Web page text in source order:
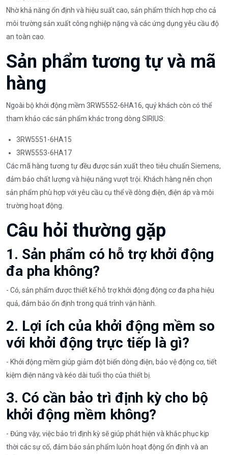
Nhờ khả năng ổn định và hiệu suất cao, sản phẩm thích hợp cho cả
môi trường sản xuất công nghiệp nặng và các ứng dụng yêu cầu độ
an toàn cao.
Sản phẩm tương tự và mã
hàng
Ngoài bộ khởi động mềm 3RW5552-6HA16, quý khách còn có thể
tham khảo các sản phẩm khác trong dòng SIRIUS:
3RW5551-6HA15
3RW5553-6HA17
Các mã hàng tương tự đều được sản xuất theo tiêu chuẩn Siemens,
đảm bảo chất lượng và hiệu năng vượt trội. Khách hàng nên chọn
sản phẩm phù hợp với yêu cầu cụ thể về dòng điện, điện áp và môi
trường hoạt động.
Câu hỏi thường gặp
1. Sản phẩm có hỗ trợ khởi động
đa pha không?
- Có, sản phẩm được thiết kế hỗ trợ khởi động động cơ đa pha hiệu
quả, đảm bảo ổn định trong quá trình vận hành.
2. Lợi ích của khởi động mềm so
với khởi động trực tiếp là gì?
- Khởi động mềm giúp giảm đột biến dòng điện, bảo vệ động cơ, tiết
kiệm điện năng và kéo dài tuổi thọ của thiết bị.
3. Có cần bảo trì định kỳ cho bộ
khởi động mềm không?
- Đúng vậy, việc bảo trì định kỳ sẽ giúp phát hiện và khắc phục kịp
thời các sự cố, đảm bảo sản phẩm luôn hoạt động ổn định và an